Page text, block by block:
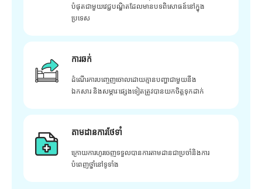
បំផុតជាមួយវេជ្ជបណ្ឌិតដែលមានបទពិសោធន៍នៅក្នុង
ប្រទេស
ការឆក់
ដំណើរការបញ្ចេញចោលដោយគ្មានបញ្ហាជាមួយនឹង
ឯកសារ និងសម្ភារៈផ្សេងទៀតត្រូវបានយកចិត្តទុកដាក់
តាមដានការថែទាំ
ក្រោយ​ការ​ហូរ​ចេញ​ទទួល​បាន​ការ​តាមដាន​ជា​ប្រចាំ​និង​ការ​
បំពេញ​ថ្នាំ​នៅ​ទូទាំង​